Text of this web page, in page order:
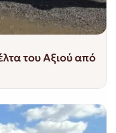
του Αξιού από